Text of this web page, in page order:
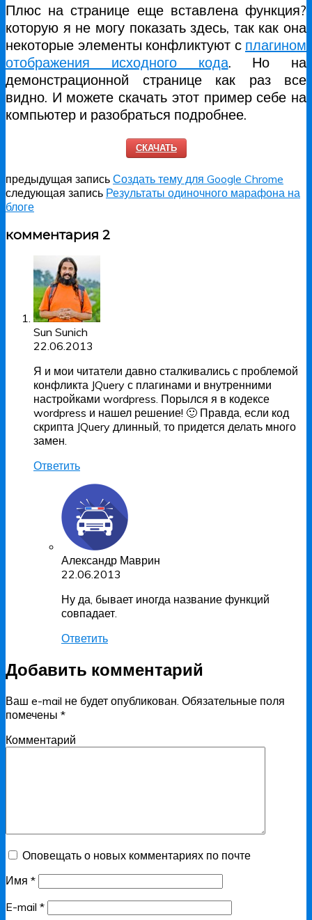
Плюс на странице еще вставлена функция?
которую я не могу показать здесь, так как она
некоторые элементы конфликтуют с плагином
отображения исходного кода. Но на
демонстрационной странице как раз все
видно. И можете скачать этот пример себе на
компьютер и разобраться подробнее.
СКАЧАТЬ
предыдущая запись Создать тему для Google Chrome
следующая запись Результаты одиночного марафона на
блоге
комментария 2
Sun Sunich
22.06.2013
Я и мои читатели давно сталкивались с проблемой
конфликта JQuery с плагинами и внутренними
настройками wordpress. Порылся я в кодексе
wordpress и нашел решение! 🙂 Правда, если код
скрипта JQuery длинный, то придется делать много
замен.
Ответить
Александр Маврин
22.06.2013
Ну да, бывает иногда название функций
совпадает.
Ответить
Добавить комментарий
Ваш e-mail не будет опубликован. Обязательные поля
помечены *
Комментарий
Оповещать о новых комментариях по почте
Имя *
E-mail *